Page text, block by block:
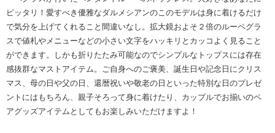
ピッタリ！愛すべき優雅なダルメシアンのこのモデルは身に着けるだけ
で気分を上げてくれること間違いなし。拡大鏡およそ２倍のルーペグラ
スで値札やメニューなどの小さい文字をハッキリとカッコよく見ること
ができます。しかも折りたたみ可能なのでシンプルなトップスには存在
感抜群なマストアイテム。ご自身へのご褒美、誕生日や記念日にクリス
マス、母の日や父の日、還暦祝いや敬老の日といった特別な日のプレゼ
ントにはもちろん、親子そろって身に着けたり、カップルでお揃いのペ
アグッズアイテムとしてもお楽しみいただけますよ！